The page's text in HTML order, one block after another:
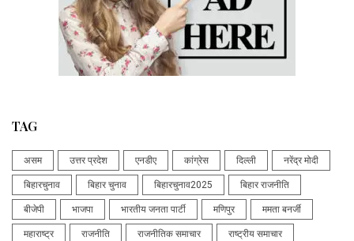
TAG
असम उत्तर प्रदेश एनडीए कांग्रेस दिल्ली नरेंद्र मोदी
बिहारचुनाव बिहार चुनाव बिहारचुनाव2025 बिहार राजनीति
बीजेपी भाजपा भारतीय जनता पार्टी मणिपुर ममता बनर्जी
महाराष्ट्र राजनीति राजनीतिक समाचार राष्ट्रीय समाचार